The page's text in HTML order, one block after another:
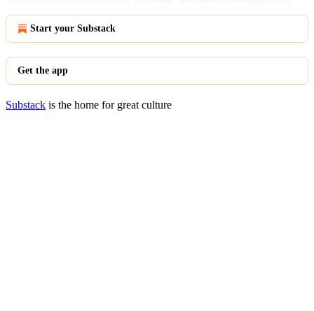
Start your Substack
Get the app
Substack is the home for great culture